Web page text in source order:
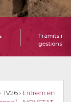
Tràmits i
gestions
TV26 › Entrem en